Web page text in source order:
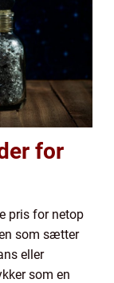
for
pris for netop
som sætter
eller
som en